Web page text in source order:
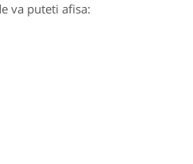
va puteti afisa: